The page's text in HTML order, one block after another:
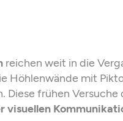
reichen weit in die
Höhlenwände mit
Diese frühen
visuellen